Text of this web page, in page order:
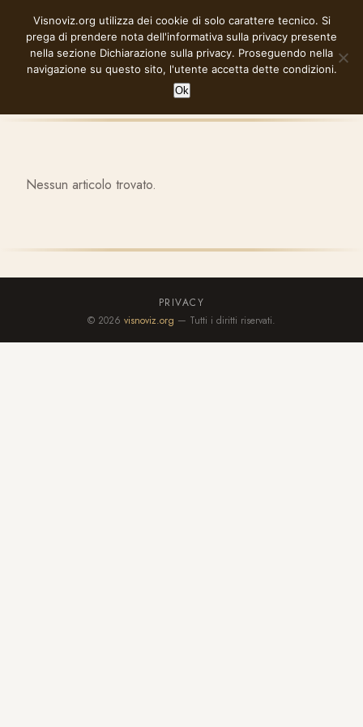
contenuto
VISNOVIZ.ORG
Nessun articolo trovato.
PRIVACY
© 2026 visnoviz.org — Tutti i diritti riservati.
Visnoviz.org utilizza dei cookie di solo carattere tecnico. Si
prega di prendere nota dell'informativa sulla privacy presente
nella sezione Dichiarazione sulla privacy. Proseguendo nella
navigazione su questo sito, l'utente accetta dette condizioni.
Ok